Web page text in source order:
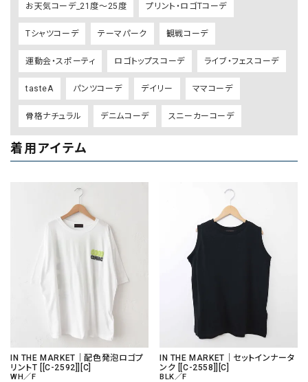
お天気コーデ_21度～25度 プリント・ロゴTコーデ
Tシャツコーデ テーマパーク 観戦コーデ
運動会・スポーティ ロゴトップスコーデ ライブ・フェスコーデ
tasteA パンツコーデ デイリー ママコーデ
骨格ナチュラル デニムコーデ スニーカーコーデ
着用アイテム
IN THE MARKET｜配色発泡ロゴプ
リントT [[C-2592]][C]
WH／F
IN THE MARKET｜セットインナータ
ンク [[C-2558]][C]
BLK／F